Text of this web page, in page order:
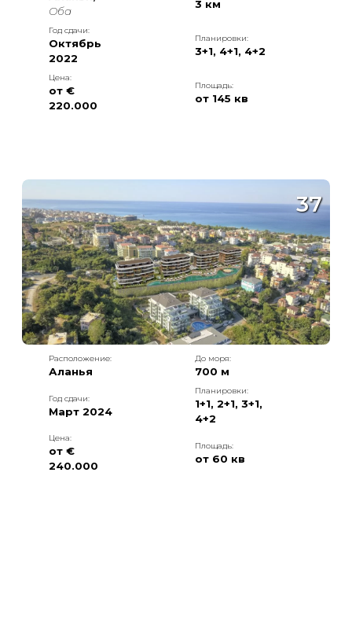
Оба
3 км
Год сдачи:
Октябрь
2022
Планировки:
3+1, 4+1, 4+2
Цена:
от €
220.000
Площадь:
от 145 кв
37
Расположение:
Аланья
До моря:
700 м
Год сдачи:
Март 2024
Планировки:
1+1, 2+1, 3+1,
4+2
Цена:
от €
240.000
Площадь:
от 60 кв